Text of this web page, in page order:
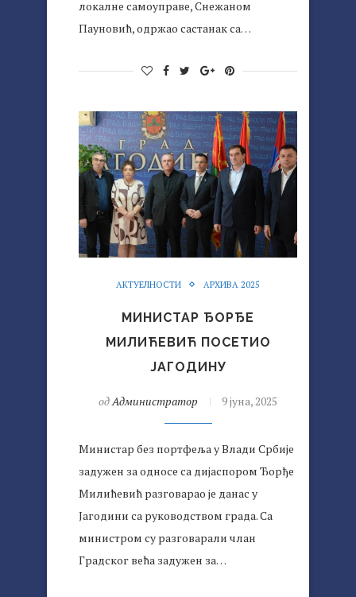
локалне самоуправе, Снежаном
Пауновић, одржао састанак са…
АКТУЕЛНОСТИ АРХИВА 2025
МИНИСТАР ЂОРЂЕ
МИЛИЋЕВИЋ ПОСЕТИО
ЈАГОДИНУ
од Администратор 9 јуна, 2025
Министар без портфеља у Влади Србије
задужен за односе са дијаспором Ђорђе
Милићевић разговарао је данас у
Јагодини са руководством града. Са
министром су разговарали члан
Градског већа задужен за…